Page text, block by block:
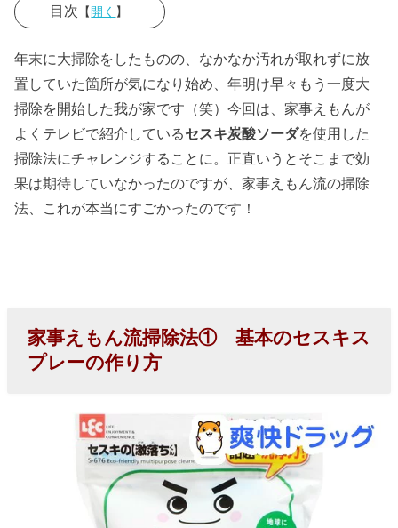
目次 【開く 】
› 家事えもん流
掃除法① 基
本のセスキス
プレーの作り
方
› 家事えもん流
掃除法② エ
掃除法③ ク
ロスのシミが
掃除法④ ク
ロスのカビま
で取れる！
› おわりに
年末に大掃除をしたものの、なかなか汚れが取れずに放
置していた箇所が気になり始め、年明け早々もう一度大
掃除を開始した我が家です（笑）今回は、家事えもんが
よくテレビで紹介しているセスキ炭酸ソーダを使用した
掃除法にチャレンジすることに。正直いうとそこまで効
果は期待していなかったのですが、家事えもん流の掃除
法、これが本当にすごかったのです！
家事えもん流掃除法① 基本のセスキス
プレーの作り方